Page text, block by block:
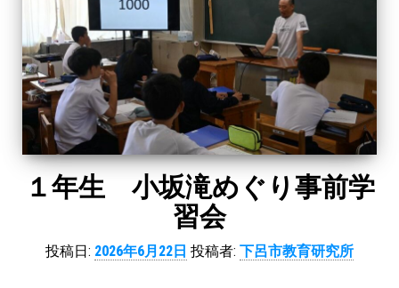
１年生 小坂滝めぐり事前学
習会
投稿日: 2026年6月22日 投稿者: 下呂市教育研究所